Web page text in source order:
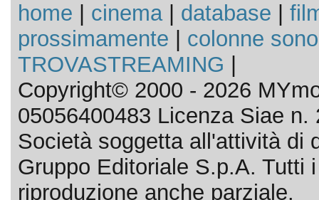
home cinema| database
prossimamente
colonne
TROVASTREAMING
Copyright© 2000 - 2026
05056400483 Licenza Siae n.
Società soggetta all'attività di
Gruppo Editoriale S.p.A. Tutti
riproduzione anche parziale.